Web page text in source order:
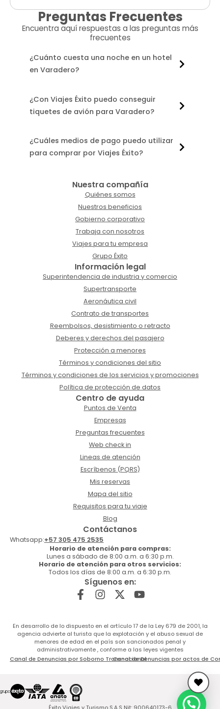
Preguntas Frecuentes
Encuentra aquí respuestas a las preguntas más
frecuentes
¿Cuánto cuesta una noche en un hotel
en Varadero?
¿Con Viajes Éxito puedo conseguir
tiquetes de avión para Varadero?
¿Cuáles medios de pago puedo utilizar
para comprar por Viajes Éxito?
Nuestra compañía
Quiénes somos
Nuestros beneficios
Gobierno corporativo
Trabaja con nosotros
Viajes para tu empresa
Grupo Éxito
Información legal
Superintendencia de industria y comercio
Supertransporte
Aeronáutica civil
Contrato de transportes
Reembolsos, desistimiento o retracto
Deberes y derechos del pasajero
Protección a menores
Términos y condiciones del sitio
Términos y condiciones de los servicios y promociones
Política de protección de datos
Centro de ayuda
Puntos de Venta
Empresas
Preguntas frecuentes
Web check in
Lineas de atención
Escríbenos (PQRS)
Mis reservas
Mapa del sitio
Requisitos para tu viaje
Blog
Contáctanos
Whatsapp:+57 305 475 2535
Horario de atención para compras:
Lunes a sábado de 8:00 a.m. a 6:30 p.m.
Horario de atención para otros servicios:
Todos los días de 8:00 a.m. a 6:30 p.m.
Síguenos en:
En desarrollo de lo dispuesto en el artículo 17 de la Ley 679 de 2001, la
agencia advierte al turista que la explotación y el abuso sexual de
menores de edad en el país son sancionados penal y
administrativamente , conforme a las leyes vigentes
Canal de Denuncias por Soborno TransnacionalCanal de Denuncias por actos de